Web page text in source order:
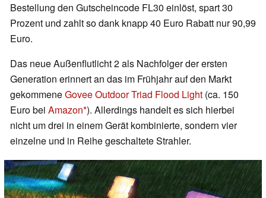
Bestellung den Gutscheincode FL30 einlöst, spart 30
Prozent und zahlt so dank knapp 40 Euro Rabatt nur 90,99
Euro.
Das neue Außenflutlicht 2 als Nachfolger der ersten
Generation erinnert an das im Frühjahr auf den Markt
gekommeneGovee Outdoor Triad Flood Light (ca. 150
Euro bei Amazon ). Allerdings handelt es sich hierbei
nicht um drei in einem Gerät kombinierte, sondern vier
einzelne und in Reihe geschaltete Strahler.